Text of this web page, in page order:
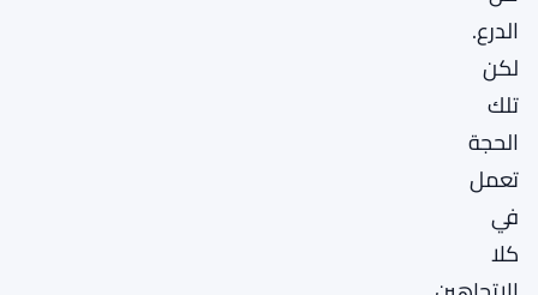
الدرع.
لكن
تلك
الحجة
تعمل
في
كلا